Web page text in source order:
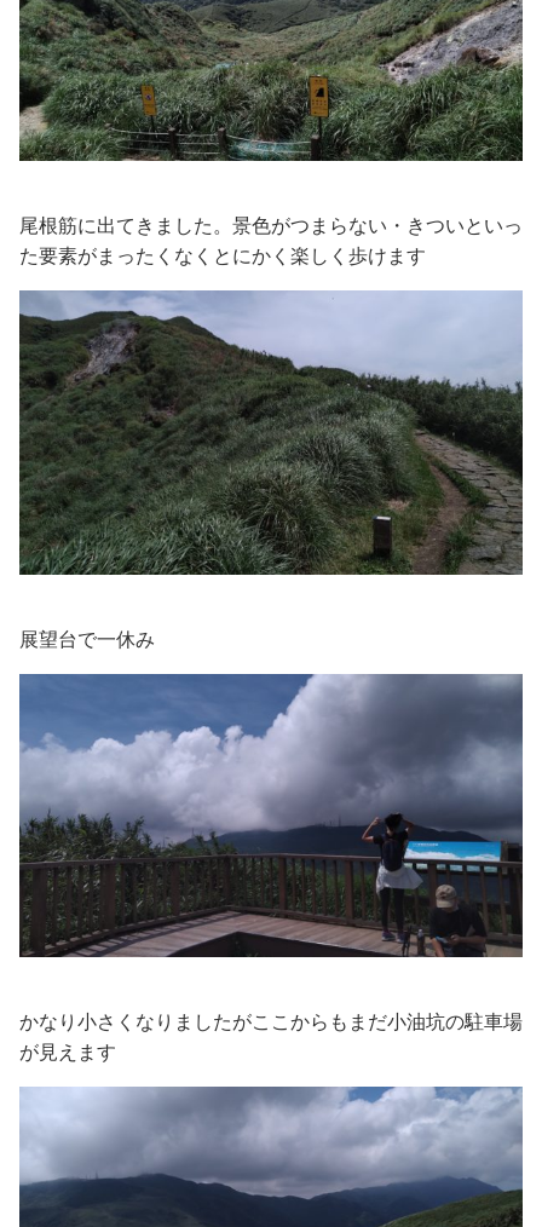
尾根筋に出てきました。景色がつまらない・きついといっ
た要素がまったくなくとにかく楽しく歩けます
展望台で一休み
かなり小さくなりましたがここからもまだ小油坑の駐車場
が見えます